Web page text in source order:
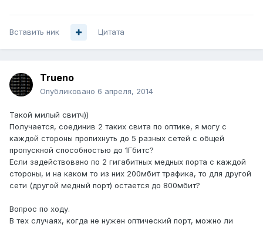
Вставить ник Цитата
Trueno
Опубликовано 6 апреля, 2014
Такой милый свитч))
Получается, соединив 2 таких свита по оптике, я могу с
каждой стороны пропихнуть до 5 разных сетей с общей
пропускной способностью до 1Гбитс?
Если задействовано по 2 гигабитных медных порта с каждой
стороны, и на каком то из них 200мбит трафика, то для другой
сети (другой медный порт) остается до 800мбит?
Вопрос по ходу.
В тех случаях, когда не нужен оптический порт, можно ли